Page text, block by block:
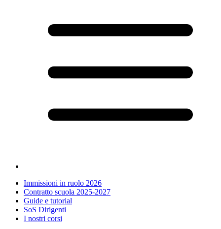
Immissioni in ruolo 2026
Contratto scuola 2025-2027
Guide e tutorial
SoS Dirigenti
I nostri corsi